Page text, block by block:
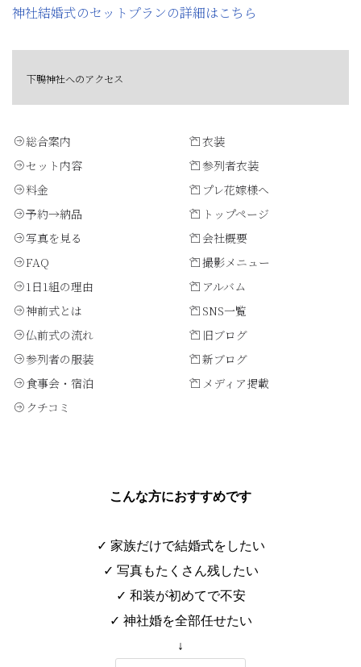
神社結婚式のセットプランの詳細はこちら
下鴨神社へのアクセス
総合案内
セット内容
料金
予約→納品
写真を見る
FAQ
1日1組の理由
神前式とは
仏前式の流れ
参列者の服装
食事会・宿泊
クチコミ
衣装
参列者衣装
プレ花嫁様へ
トップページ
会社概要
撮影メニュー
アルバム
SNS一覧
旧ブログ
新ブログ
メディア掲載
こんな方におすすめです
✓ 家族だけで結婚式をしたい
✓ 写真もたくさん残したい
✓ 和装が初めてで不安
✓ 神社婚を全部任せたい
↓